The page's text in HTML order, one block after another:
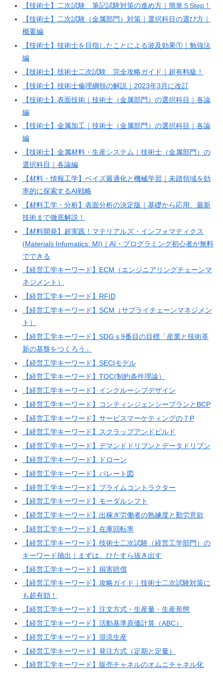
【技術士】二次試験 筆記試験対策の進め方｜簡単５Step！
【技術士】二次試験（金属部門）対策｜選択科目の選び方｜
概要編
【技術士】技術士を目指したことによる波及効果①｜勉強法
編
【技術士】技術士二次試験 完全攻略ガイド｜超有料級！
【技術士】技術士倫理綱領の解説｜2023年3月に改訂
【技術士】表面技術｜技術士（金属部門）の選択科目｜各論
編
【技術士】金属加工｜技術士（金属部門）の選択科目｜各論
編
【技術士】金属材料・生産システム｜技術士（金属部門）の
選択科目｜各論編
【材料・情報工学】ベイズ最適化と機械学習｜未踏領域を効
率的に探索するAI戦略
【材料工学・分析】表面分析の決定版｜基礎から応用、最新
技術まで徹底解説！
【材料開発】超実践！マテリアルズ・インフォマティクス
(Materials Infomatics: MI)｜AI・プログラミング初心者が無料
でできる
【経営工学キーワード】ECM（エンジニアリングチェーンマ
ネジメント）
【経営工学キーワード】RFID
【経営工学キーワード】SCM（サプライチェーンマネジメン
ト）
【経営工学キーワード】SDGｓ9番目の目標「産業と技術革
新の基盤をつくろう」
【経営工学キーワード】SECIモデル
【経営工学キーワード】TOC(制約条件理論）
【経営工学キーワード】インクルーシブデザイン
【経営工学キーワード】コンティンジェンシープランとBCP
【経営工学キーワード】サービスマーケティングの７P
【経営工学キーワード】スクラップアンドビルド
【経営工学キーワード】デマンドドリブンとデータドリブン
【経営工学キーワード】ドローン
【経営工学キーワード】パレート図
【経営工学キーワード】プライムコントラクター
【経営工学キーワード】モーダルシフト
【経営工学キーワード】出稼ぎ労働者の熟練度と勤労意欲
【経営工学キーワード】在庫回転率
【経営工学キーワード】技術士二次試験（経営工学部門）の
キーワード抽出｜まずは、ひたすら抜き出す
【経営工学キーワード】損害賠償
【経営工学キーワード】攻略ガイド｜技術士二次試験対策に
も超有効！
【経営工学キーワード】注文方式・生産量・生産形態
【経営工学キーワード】活動基準原価計算（ABC）
【経営工学キーワード】混流生産
【経営工学キーワード】発注方式（定期と定量）
【経営工学キーワード】販売チャネルのオムニチャネル化